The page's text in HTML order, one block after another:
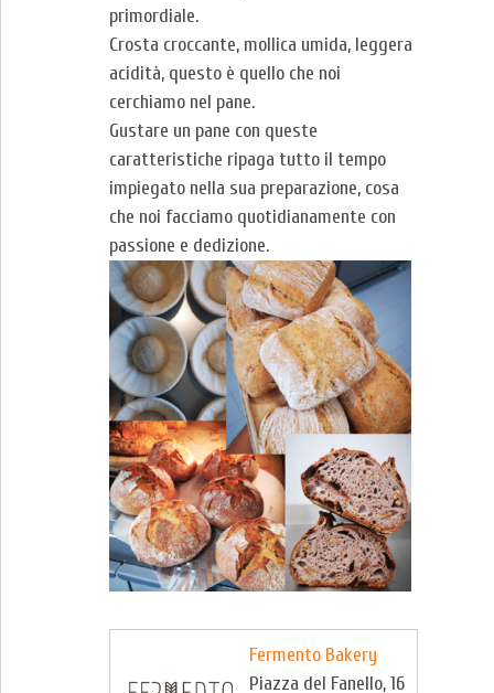
primordiale.
Crosta croccante, mollica umida, leggera
acidità, questo è quello che noi
cerchiamo nel pane.
Gustare un pane con queste
caratteristiche ripaga tutto il tempo
impiegato nella sua preparazione, cosa
che noi facciamo quotidianamente con
passione e dedizione.
Fermento Bakery
Piazza del Fanello, 16